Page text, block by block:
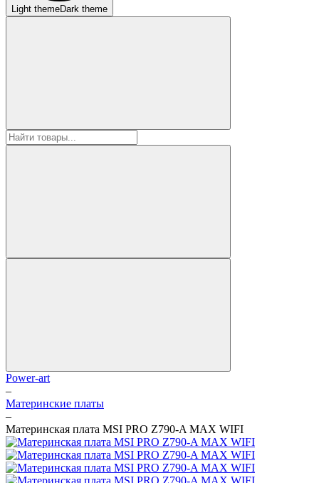
Light themeDark theme
Power-art
–
Материнские платы
–
Материнская плата MSI PRO Z790-A MAX WIFI